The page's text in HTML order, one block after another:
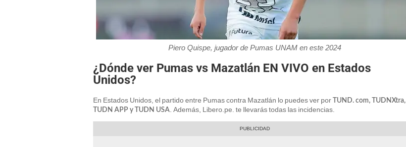
Piero Quispe, jugador de Pumas UNAM en este 2024
¿Dónde ver Pumas vs Mazatlán EN VIVO en Estados
Unidos?
En Estados Unidos, el partido entre Pumas contra Mazatlán lo puedes ver por
TUND. com, TUDNXtra,
TUDN APP y TUDN USA . Además, Libero.pe. te llevarás todas las incidencias.